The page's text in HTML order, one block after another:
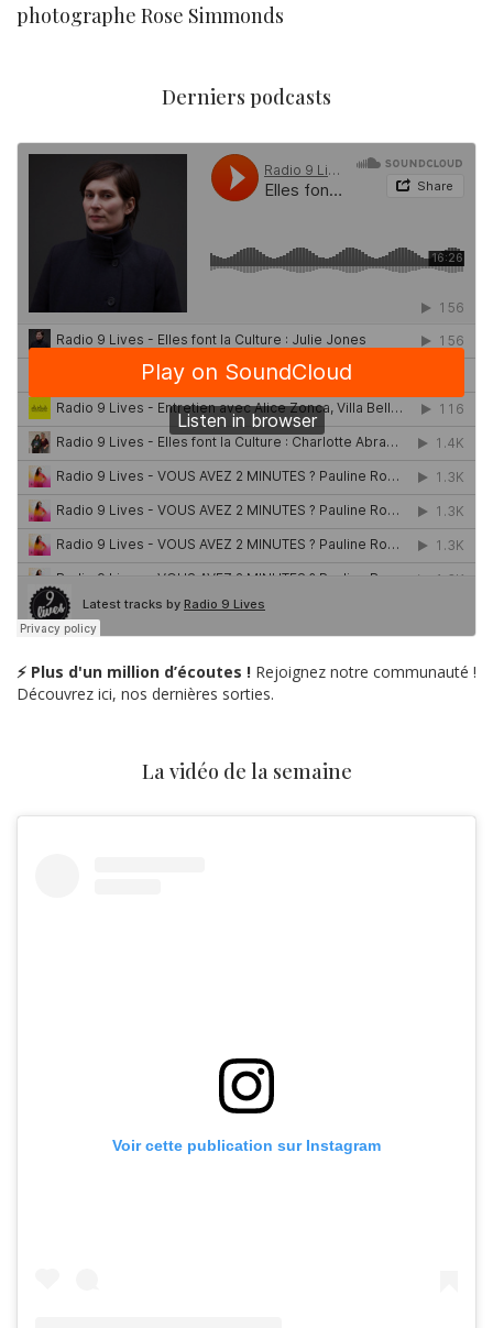
photographe Rose Simmonds
Derniers podcasts
⚡ Plus d'un million d’écoutes ! Rejoignez notre communauté !
Découvrez ici, nos dernières sorties.
La vidéo de la semaine
Voir cette publication sur Instagram